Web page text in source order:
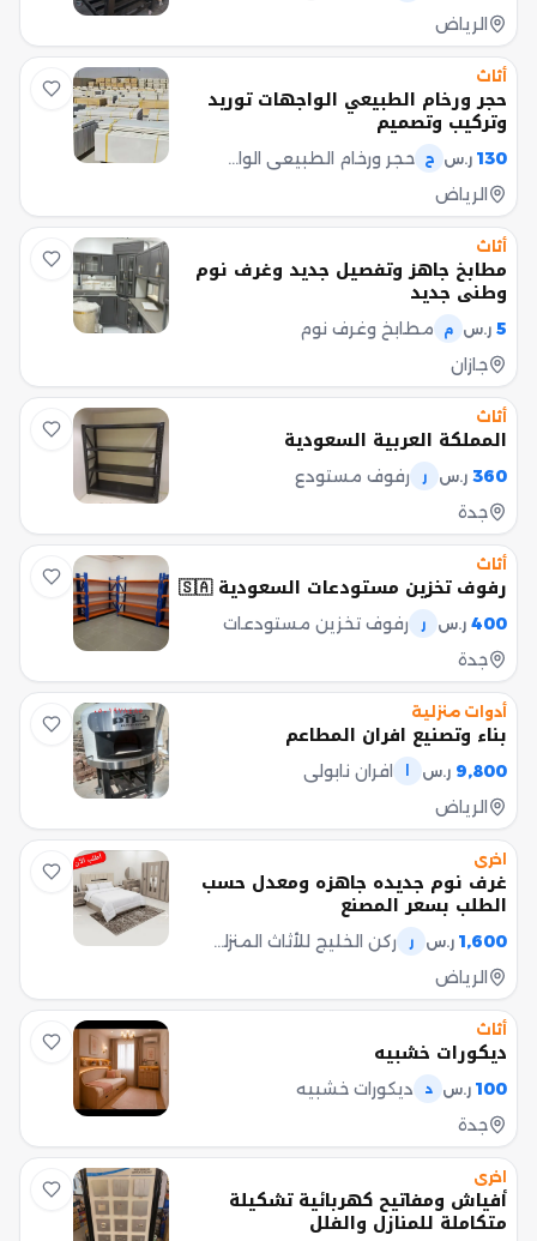
الرياض
أثاث
حجر ورخام الطبيعي الواجهات توريد
وتركيب وتصميم
130 ر.س ح
حجر ورخام الطبيعي الواجهات
الرياض
أثاث
مطابخ جاهز وتفصيل جديد وغرف نوم
وطني جديد
5 ر.س م
مطابخ وغرف نوم
جازان
أثاث
المملكة العربية السعودية
360 ر.س ر
رفوف مستودع
جدة
أثاث
رفوف تخزين مستودعات السعودية 🇸🇦
400 ر.س ر
رفوف تخزين مستودعات
جدة
أدوات منزلية
بناء وتصنيع افران المطاعم
9,800 ر.س
افران نابولي
الرياض
اخرى
غرف نوم جديده جاهزه ومعدل حسب
الطلب بسعر المصنع
1,600 ر.س ر
ركن الخليج للأثاث المنزلي مبيعات
الرياض
أثاث
ديكورات خشبيه
100 ر.س د
ديكورات خشبيه
جدة
اخرى
أفياش ومفاتيح كهربائية تشكيلة
متكاملة للمنازل والفلل